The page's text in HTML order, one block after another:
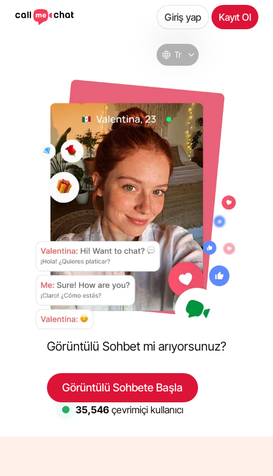
Tr
Giriş yap Kayıt Ol
Görüntülü Sohbet mi arıyorsunuz?
Görüntülü Sohbete Başla
35,546çevrimiçi kullanıcı